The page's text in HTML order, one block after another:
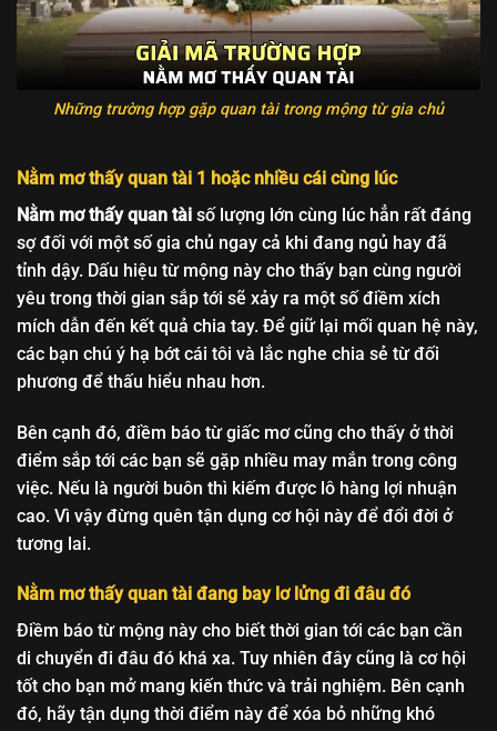
Những trường hợp gặp quan tài trong mộng từ gia chủ
Nằm mơ thấy quan tài 1 hoặc nhiều cái cùng lúc
Nằm mơ thấy quan tài số lượng lớn cùng lúc hẳn rất đáng
sợ đối với một số gia chủ ngay cả khi đang ngủ hay đã
tỉnh dậy. Dấu hiệu từ mộng này cho thấy bạn cùng người
yêu trong thời gian sắp tới sẽ xảy ra một số điềm xích
mích dẫn đến kết quả chia tay. Để giữ lại mối quan hệ này,
các bạn chú ý hạ bớt cái tôi và lắc nghe chia sẻ từ đối
phương để thấu hiểu nhau hơn.
Bên cạnh đó, điềm báo từ giấc mơ cũng cho thấy ở thời
điểm sắp tới các bạn sẽ gặp nhiều may mắn trong công
việc. Nếu là người buôn thì kiếm được lô hàng lợi nhuận
cao. Vì vậy đừng quên tận dụng cơ hội này để đổi đời ở
tương lai.
Nằm mơ thấy quan tài đang bay lơ lửng đi đâu đó
Điềm báo từ mộng này cho biết thời gian tới các bạn cần
di chuyển đi đâu đó khá xa. Tuy nhiên đây cũng là cơ hội
tốt cho bạn mở mang kiến thức và trải nghiệm. Bên cạnh
đó, hãy tận dụng thời điểm này để xóa bỏ những khó